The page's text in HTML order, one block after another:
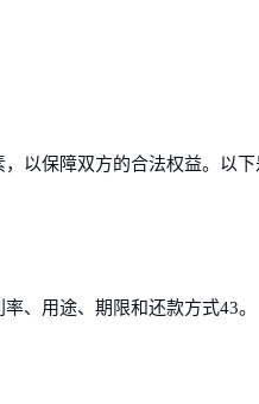
以保障双方的合法权益。以
、用途、期限和还款方式43。